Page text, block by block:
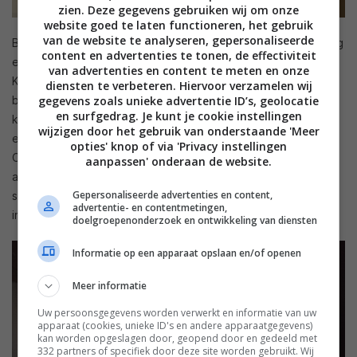
Bij een echte thuisbioscoop hoort echte bioscoop-verlichting
en met Hue kun je alle kanten op om dit te verwezenlijken.
Kortom, de mogelijkheden met Hue zijn eindeloos, en
bovendien heb je duurzame led’s waarmee je lang vooruit
kunt. Over het bedienen van Hue-lampen, de mogelijkheden
en de kwaliteit kun je in onzePhilips Hue reviewalles lezen.
Overigens zijn alle Hue-lampen nog altijd via één schakelaar
aan de muur aan en uit te zetten, mocht er een keer geen
smartphone of Logitech afstandsbediening (met Hue-
integratie) voor handen zijn.
zien. Deze gegevens gebruiken wij om onze
website goed te laten functioneren, het gebruik
van de website te analyseren, gepersonaliseerde
content en advertenties te tonen, de effectiviteit
van advertenties en content te meten en onze
diensten te verbeteren. Hiervoor verzamelen wij
gegevens zoals unieke advertentie ID’s, geolocatie
en surfgedrag. Je kunt je cookie instellingen
wijzigen door het gebruik van onderstaande 'Meer
opties' knop of via 'Privacy instellingen
aanpassen' onderaan de website.
Gepersonaliseerde advertenties en content,
advertentie- en contentmetingen,
doelgroepenonderzoek en ontwikkeling van diensten
Informatie op een apparaat opslaan en/of openen
Meer informatie
Uw persoonsgegevens worden verwerkt en informatie van uw
apparaat (cookies, unieke ID's en andere apparaatgegevens)
kan worden opgeslagen door, geopend door en gedeeld met
332 partners of specifiek door deze site worden gebruikt. Wij